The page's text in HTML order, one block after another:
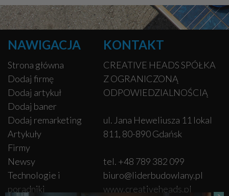
NAWIGACJA
Strona główna
Dodaj firmę
Dodaj artykuł
Dodaj baner
Dodaj remarketing
Artykuły
Firmy
Newsy
Technologie i
poradniki
KONTAKT
CREATIVE HEADS SPÓŁKA
Z OGRANICZONĄ
ODPOWIEDZIALNOŚCIĄ
ul. Jana Heweliusza 11 lokal
811, 80-890 Gdańsk
tel. +48 789 382 099
biuro@liderbudowlany.pl
www.creativeheads.pl